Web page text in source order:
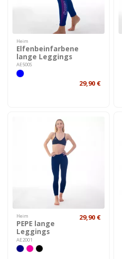
Heim
Elfenbeinfarbene
lange Leggings
AE500S
29,90 €
Heim
PEPE lange
Leggings
AE2001
29,90 €